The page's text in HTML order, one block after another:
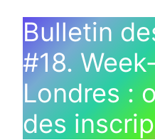
Bulletin
#18.
Londres :
des